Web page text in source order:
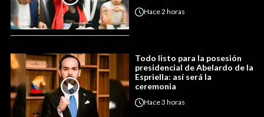
Hace2 horas
Todo listo para la posesión
presidencial de Abelardo de la
Espriella: así será la
ceremonia
Hace3 horas